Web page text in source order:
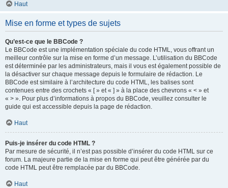
Haut
Mise en forme et types de sujets
Qu’est-ce que le BBCode ?
Le BBCode est une implémentation spéciale du code HTML, vous offrant un
meilleur contrôle sur la mise en forme d’un message. L’utilisation du BBCode
est déterminée par les administrateurs, mais il vous est également possible de
la désactiver sur chaque message depuis le formulaire de rédaction. Le
BBCode est similaire à l’architecture du code HTML, les balises sont
contenues entre des crochets « [ » et « ] » à la place des chevrons « < » et
« > ». Pour plus d’informations à propos du BBCode, veuillez consulter le
guide qui est accessible depuis la page de rédaction.
Haut
Puis-je insérer du code HTML ?
Par mesure de sécurité, il n’est pas possible d’insérer du code HTML sur ce
forum. La majeure partie de la mise en forme qui peut être générée par du
code HTML peut être remplacée par du BBCode.
Haut